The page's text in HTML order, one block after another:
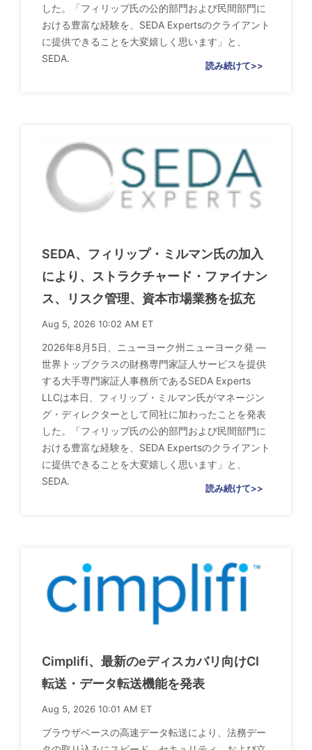
した。「フィリップ氏の公的部門および民間部門に
おける豊富な経験を、SEDA Expertsのクライアント
に提供できることを大変嬉しく思います」と、
SEDA.
読み続けて>>
SEDA、フィリップ・ミルマン氏の加入
により、ストラクチャード・ファイナン
ス、リスク管理、資本市場業務を拡充
Aug 5, 2026 10:02 AM ET
2026年8月5日、ニューヨーク州ニューヨーク発 ―
世界トップクラスの財務専門家証人サービスを提供
する大手専門家証人事務所であるSEDA Experts
LLCは本日、フィリップ・ミルマン氏がマネージン
グ・ディレクターとして同社に加わったことを発表
した。「フィリップ氏の公的部門および民間部門に
おける豊富な経験を、SEDA Expertsのクライアント
に提供できることを大変嬉しく思います」と、
SEDA.
読み続けて>>
Cimplifi、最新のeディスカバリ向けCI
転送・データ転送機能を発表
Aug 5, 2026 10:01 AM ET
ブラウザベースの高速データ転送により、法務デー